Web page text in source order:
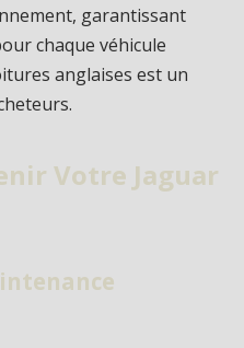
garantissant
chaque véhicule
anglaises est un
Votre Jaguar